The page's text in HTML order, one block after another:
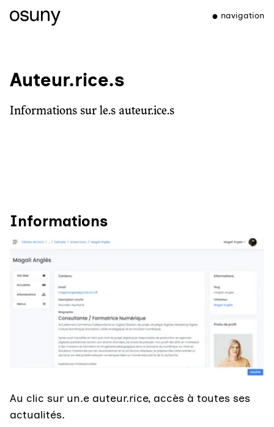
navigation
Auteur.rice.s
Informations sur le.s auteur.ice.s
Informations
Au clic sur un.e auteur.rice, accès à toutes ses
actualités.
Agrandir